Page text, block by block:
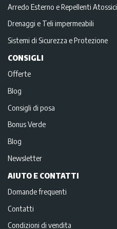
Arredo Esterno e Repellenti Atossici
Drenaggi e Teli impermeabili
Sistemi di Sicurezza e Protezione
CONSIGLI
Offerte
Blog
Consigli di posa
Bonus Verde
Blog
Newsletter
AIUTO E CONTATTI
Domande frequenti
Contatti
Condizioni di vendita